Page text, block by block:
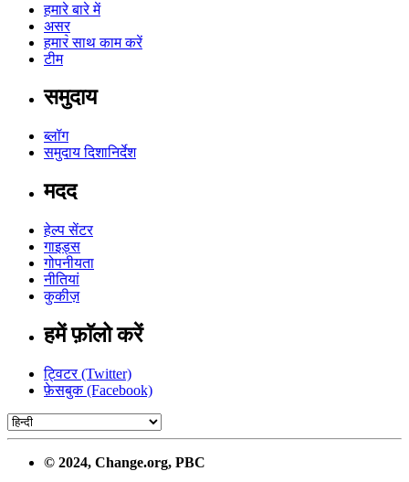
हमारे बारे में
असर
हमार॓ साथ काम करें
टीम
समुदाय
ब्लॉग
समुदाय दिशानिर्देश
मदद
हेल्प सेंटर
गाइड्स
गोपनीयता
नीतियां
कुकीज़
हमें फ़ाॅलो करें
ट्विटर (Twitter)
फ़ेसबुक (Facebook)
© 2024, Change.org, PBC